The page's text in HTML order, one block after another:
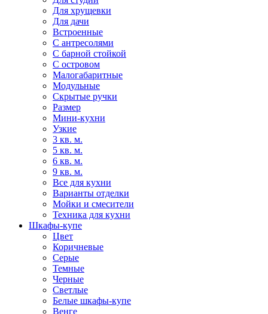
Для хрущевки
Для дачи
Встроенные
С антресолями
С барной стойкой
С островом
Малогабаритные
Модульные
Скрытые ручки
Размер
Мини-кухни
Узкие
3 кв. м.
5 кв. м.
6 кв. м.
9 кв. м.
Все для кухни
Варианты отделки
Мойки и смесители
Техника для кухни
Шкафы-купе
Цвет
Коричневые
Серые
Темные
Черные
Светлые
Белые шкафы-купе
Венге